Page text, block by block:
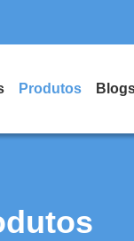
Produtos